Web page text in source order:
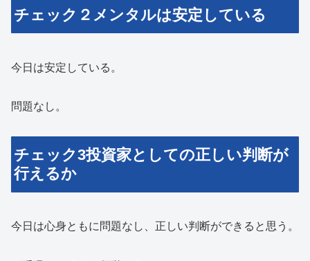
チェック２メンタルは安定している
今日は安定している。
問題なし。
チェック3投資家としての正しい判断が
行えるか
今日は心身ともに問題なし、正しい判断ができると思う。